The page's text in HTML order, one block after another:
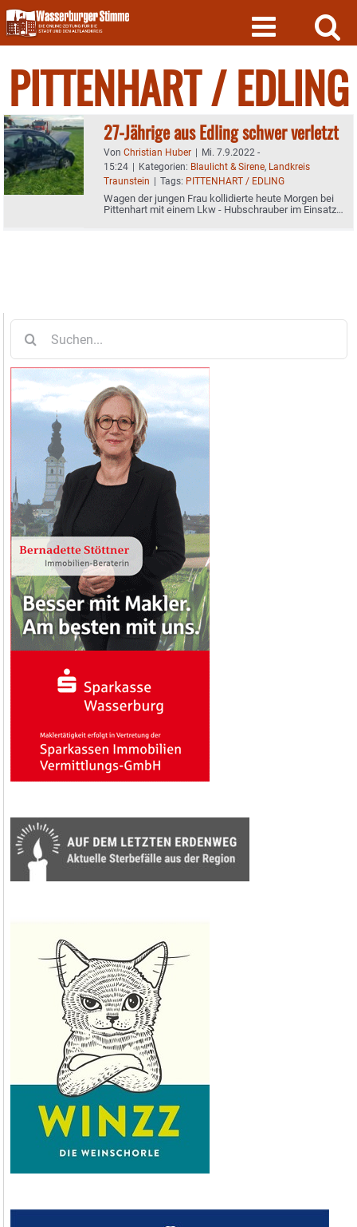
Skip
to
content
PITTENHART / EDLING
27-Jährige aus Edling schwer verletzt
Von Christian Huber | Mi. 7.9.2022 -
15:24 | Kategorien: Blaulicht & Sirene, Landkreis
Traunstein | Tags: PITTENHART / EDLING
Wagen der jungen Frau kollidierte heute Morgen bei
Pittenhart mit einem Lkw - Hubschrauber im Einsatz -
nach: